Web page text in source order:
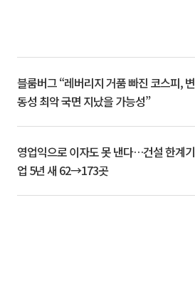
블룸버그 “레버리지 거품 빠진 코스피, 변
동성 최악 국면 지났을 가능성”
영업익으로 이자도 못 낸다…건설 한계기
업 5년 새 62→173곳